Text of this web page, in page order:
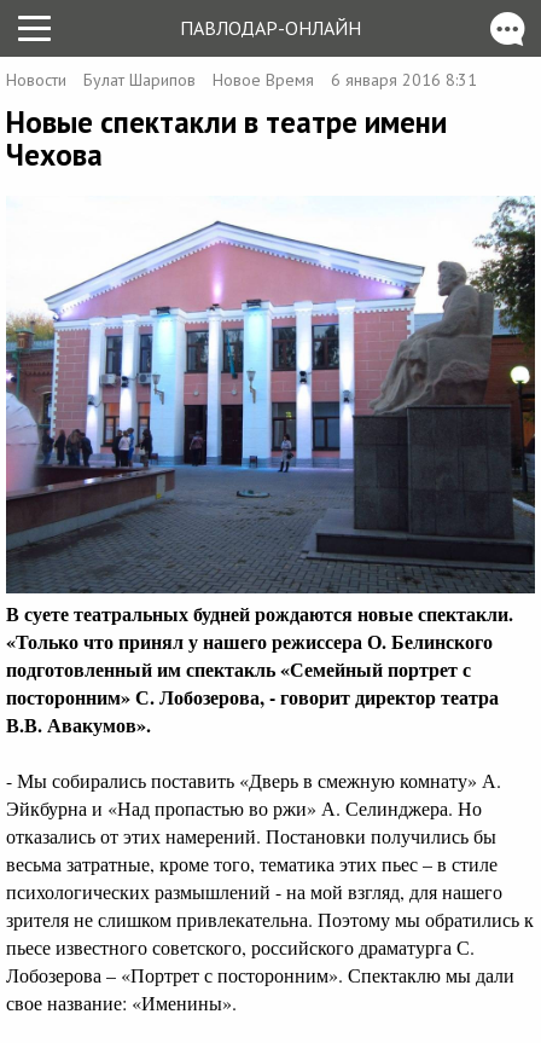
ПАВЛОДАР-ОНЛАЙН
Новости Булат Шарипов Новое Время 6 января 2016 8:31
Новые спектакли в театре имени
Чехова
В суете театральных будней рождаются новые спектакли.
«Только что принял у нашего режиссера О. Белинского
подготовленный им спектакль «Семейный портрет с
посторонним» С. Лобозерова, - говорит директор театра
В.В. Авакумов».
- Мы собирались поставить «Дверь в смежную комнату» А.
Эйкбурна и «Над пропастью во ржи» А. Селинджера. Но
отказались от этих намерений. Постановки получились бы
весьма затратные, кроме того, тематика этих пьес – в стиле
психологических размышлений - на мой взгляд, для нашего
зрителя не слишком привлекательна. Поэтому мы обратились к
пьесе известного советского, российского драматурга С.
Лобозерова – «Портрет с посторонним». Спектаклю мы дали
свое название: «Именины».